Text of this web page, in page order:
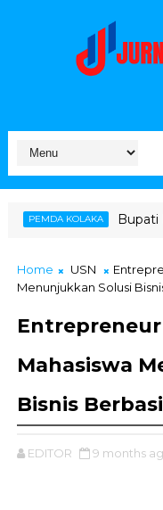
Bupati Kolaka Buka
Home USN
Menunjukkan Solusi
Entrepreneur
Mahasiswa
Bisnis
EDITOR 9 months